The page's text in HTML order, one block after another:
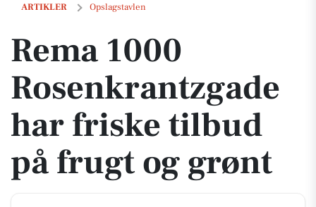
ARTIKLER Opslagstavlen
Rema 1000 Rosenkrantzgade har friske tilbud på frugt og grønt
Rema 1000
Rosenkrantzgade
har friske tilbud
på frugt og grønt